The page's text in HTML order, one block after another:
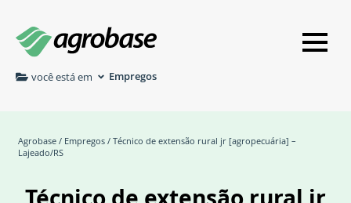
você está em Empregos
Agrobase / Empregos / Técnico de extensão rural jr [agropecuária] –
Lajeado/RS